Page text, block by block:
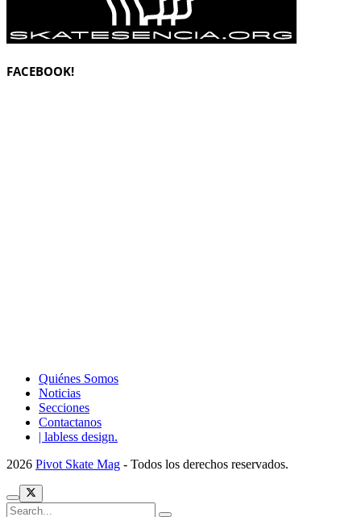
FACEBOOK!
Quiénes Somos
Noticias
Secciones
Contactanos
| labless design.
2026 Pivot Skate Mag - Todos los derechos reservados.